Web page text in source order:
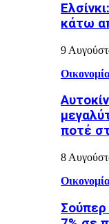
κάτω
9
ποτέ
8